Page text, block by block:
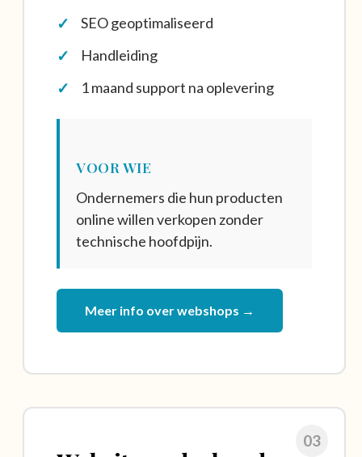
SEO geoptimaliseerd
Handleiding
1 maand support na oplevering
VOOR WIE
Ondernemers die hun producten
online willen verkopen zonder
technische hoofdpijn.
Meer info over webshops →
03